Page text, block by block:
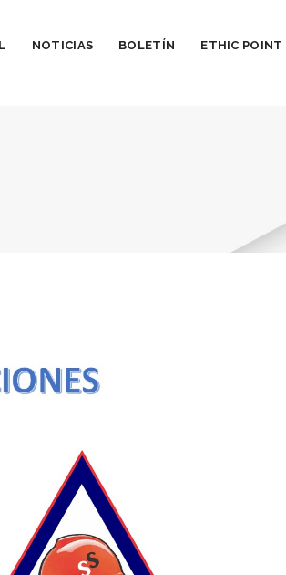
NOTICIAS BOLETÍN ETHIC POINT